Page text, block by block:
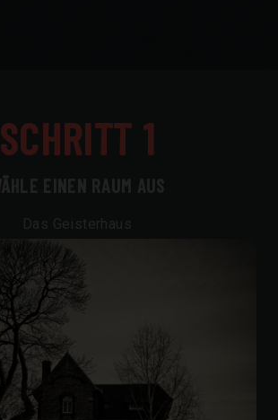
SCHRITT 1